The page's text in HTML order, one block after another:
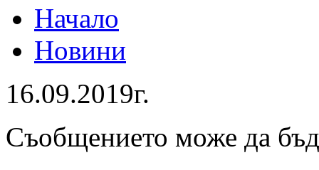
Начало
Новини
16.09.2019г.
Съобщението може да